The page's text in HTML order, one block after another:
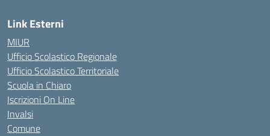
Link Esterni
MIUR
Ufficio Scolastico Regionale
Ufficio Scolastico Territoriale
Scuola in Chiaro
Iscrizioni On Line
Invalsi
Comune